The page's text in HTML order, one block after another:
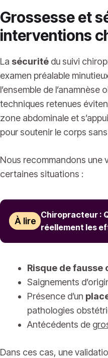
Grossesse et
interventions
La sécurité du suivi
examen préalable
l’ensemble de
techniques retenues
zone abdominale et
pour soutenir le corps
Nous recommandons une
certaines situations :
À lire
Chiropracteur :
réellement les
Risque de fausse
Saignements
Présence d’un
pathologies
Antécédents de
Dans ces cas, une